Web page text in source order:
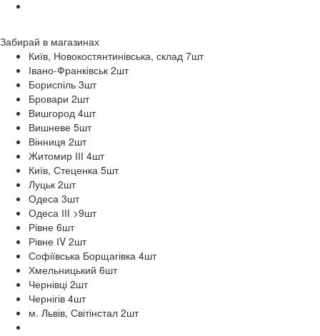
Забирай в магазинах
Київ, Новокостянтинівська, склад 7шт
Івано-Франківськ 2шт
Бориспіль 3шт
Бровари 2шт
Вишгород 4шт
Вишневе 5шт
Вінниця 2шт
Житомир ІІІ 4шт
Київ, Стеценка 5шт
Луцьк 2шт
Одеса 3шт
Одеса ІІІ >9шт
Рівне 6шт
Рівне ІV 2шт
Софіївська Борщагівка 4шт
Хмельницький 6шт
Чернівці 2шт
Чернігів 4шт
м. Львів, Світінстал 2шт